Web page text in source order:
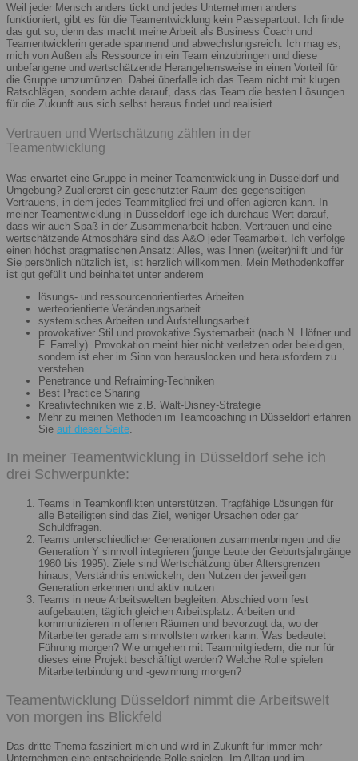
Weil jeder Mensch anders tickt und jedes Unternehmen anders
funktioniert, gibt es für die Teamentwicklung kein Passepartout. Ich finde
das gut so, denn das macht meine Arbeit als Business Coach und
Teamentwicklerin gerade spannend und abwechslungsreich. Ich mag es,
mich von Außen als Ressource in ein Team einzubringen und diese
unbefangene und wertschätzende Herangehensweise in einen Vorteil für
die Gruppe umzumünzen. Dabei überfalle ich das Team nicht mit klugen
Ratschlägen, sondern achte darauf, dass das Team die besten Lösungen
für die Zukunft aus sich selbst heraus findet und realisiert.
Vertrauen und Wertschätzung zählen in der
Teamentwicklung
Was erwartet eine Gruppe in meiner Teamentwicklung in Düsseldorf und
Umgebung? Zuallererst ein geschützter Raum des gegenseitigen
Vertrauens, in dem jedes Teammitglied frei und offen agieren kann. In
meiner Teamentwicklung in Düsseldorf lege ich durchaus Wert darauf,
dass wir auch Spaß in der Zusammenarbeit haben. Vertrauen und eine
wertschätzende Atmosphäre sind das A&O jeder Teamarbeit. Ich verfolge
einen höchst pragmatischen Ansatz: Alles, was Ihnen (weiter)hilft und für
Sie persönlich nützlich ist, ist herzlich willkommen. Mein Methodenkoffer
ist gut gefüllt und beinhaltet unter anderem
lösungs- und ressourcenorientiertes Arbeiten
werteorientierte Veränderungsarbeit
systemisches Arbeiten und Aufstellungsarbeit
provokativer Stil und provokative Systemarbeit (nach N. Höfner und
F. Farrelly). Provokation meint hier nicht verletzen oder beleidigen,
sondern ist eher im Sinn von herauslocken und herausfordern zu
verstehen
Penetrance und Refraiming-Techniken
Best Practice Sharing
Kreativtechniken wie z.B. Walt-Disney-Strategie
Mehr zu meinen Methoden im Teamcoaching in Düsseldorf erfahren
Sie auf dieser Seite.
In meiner Teamentwicklung in Düsseldorf sehe ich
drei Schwerpunkte:
Teams in Teamkonflikten unterstützen. Tragfähige Lösungen für
alle Beteiligten sind das Ziel, weniger Ursachen oder gar
Schuldfragen.
Teams unterschiedlicher Generationen zusammenbringen und die
Generation Y sinnvoll integrieren (junge Leute der Geburtsjahrgänge
1980 bis 1995). Ziele sind Wertschätzung über Altersgrenzen
hinaus, Verständnis entwickeln, den Nutzen der jeweiligen
Generation erkennen und aktiv nutzen
Teams in neue Arbeitswelten begleiten. Abschied vom fest
aufgebauten, täglich gleichen Arbeitsplatz. Arbeiten und
kommunizieren in offenen Räumen und bevorzugt da, wo der
Mitarbeiter gerade am sinnvollsten wirken kann. Was bedeutet
Führung morgen? Wie umgehen mit Teammitgliedern, die nur für
dieses eine Projekt beschäftigt werden? Welche Rolle spielen
Mitarbeiterbindung und -gewinnung morgen?
Teamentwicklung Düsseldorf nimmt die Arbeitswelt
von morgen ins Blickfeld
Das dritte Thema fasziniert mich und wird in Zukunft für immer mehr
Unternehmen eine entscheidende Rolle spielen. Im Alltag und im